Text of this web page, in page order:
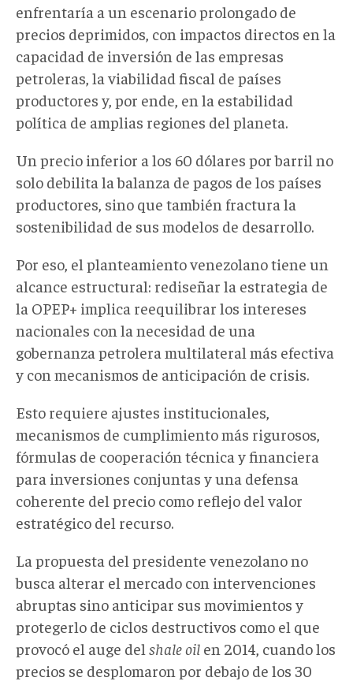
enfrentaría a un escenario prolongado de
precios deprimidos, con impactos directos en la
capacidad de inversión de las empresas
petroleras, la viabilidad fiscal de países
productores y, por ende, en la estabilidad
política de amplias regiones del planeta.
Un precio inferior a los 60 dólares por barril no
solo debilita la balanza de pagos de los países
productores, sino que también fractura la
sostenibilidad de sus modelos de desarrollo.
Por eso, el planteamiento venezolano tiene un
alcance estructural: rediseñar la estrategia de
la OPEP+ implica reequilibrar los intereses
nacionales con la necesidad de una
gobernanza petrolera multilateral más efectiva
y con mecanismos de anticipación de crisis.
Esto requiere ajustes institucionales,
mecanismos de cumplimiento más rigurosos,
fórmulas de cooperación técnica y financiera
para inversiones conjuntas y una defensa
coherente del precio como reflejo del valor
estratégico del recurso.
La propuesta del presidente venezolanono
busca alterar el mercado con intervenciones
abruptas sino anticipar sus movimientos y
protegerlo de ciclos destructivos como el que
provocó el auge del shale oil en 2014, cuando los
precios se desplomaron por debajo de los 30